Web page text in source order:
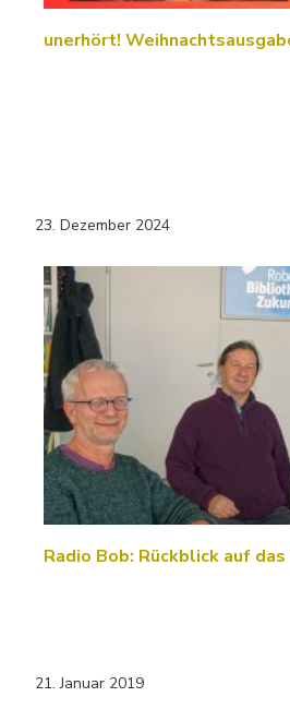
unerhört!
23. Dezember 2024
Radio Bob: Rückblick auf
21. Januar 2019